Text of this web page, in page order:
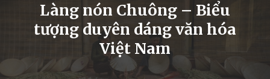
Làng nón Chuông – Biểu
tượng duyên dáng văn hóa
Việt Nam